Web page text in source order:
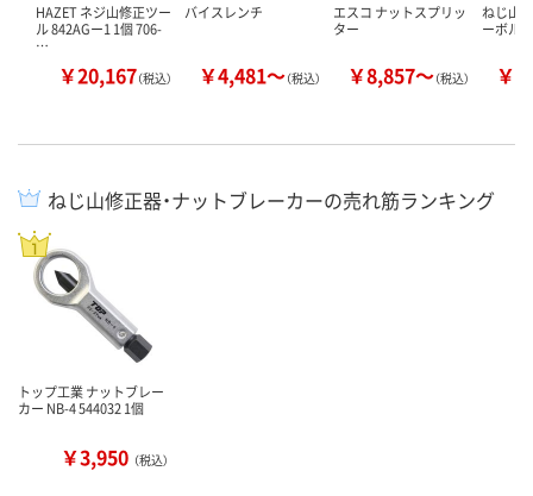
HAZET ネジ山修正ツー
ル 842AGー1 1個 706-
…
￥20,167（税込）
バイスレンチ
￥4,481～（税込）
エスコ ナットスプリッ
ター
￥8,857～（税込）
ねじ山
ーボルト
￥
ねじ山修正器・ナットブレーカーの売れ筋ランキング
トップ工業 ナットブレー
カー NB-4 544032 1個
￥3,950 （税込）